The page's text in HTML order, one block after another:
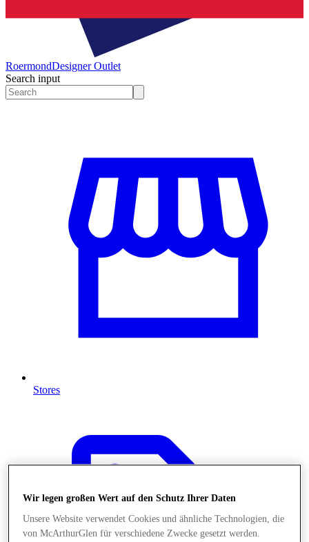
RoermondDesigner Outlet
Search input
Stores
Wir legen großen Wert auf den Schutz Ihrer Daten
Unsere Website verwendet Cookies und ähnliche Technologien, die
von McArthurGlen für verschiedene Zwecke gesetzt werden.